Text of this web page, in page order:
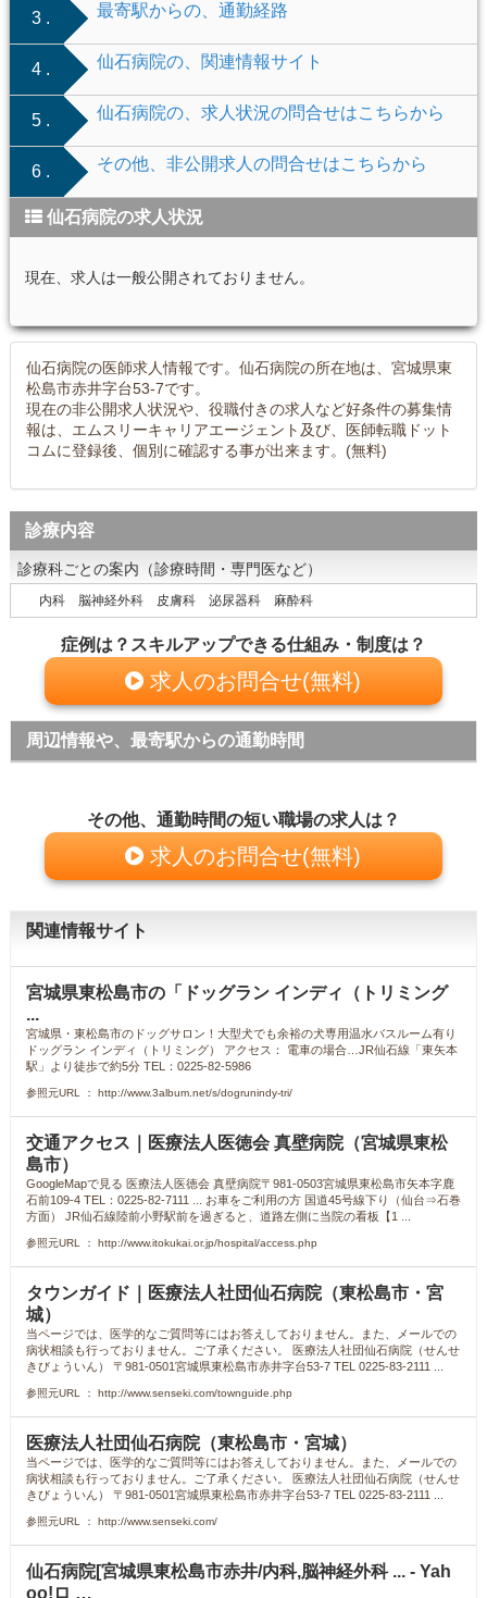
3 . 最寄駅からの、通勤経路
4 . 仙石病院の、関連情報サイト
5 . 仙石病院の、求人状況の問合せはこちらから
6 . その他、非公開求人の問合せはこちらから
仙石病院の求人状況
現在、求人は一般公開されておりません。
仙石病院の医師求人情報です。仙石病院の所在地は、宮城県東
松島市赤井字台53-7です。
現在の非公開求人状況や、役職付きの求人など好条件の募集情
報は、エムスリーキャリアエージェント及び、医師転職ドット
コムに登録後、個別に確認する事が出来ます。(無料)
診療内容
診療科ごとの案内（診療時間・専門医など）
内科 脳神経外科 皮膚科 泌尿器科 麻酔科
症例は？スキルアップできる仕組み・制度は？
求人のお問合せ(無料)
周辺情報や、最寄駅からの通勤時間
その他、通勤時間の短い職場の求人は？
求人のお問合せ(無料)
関連情報サイト
宮城県東松島市の「ドッグラン インディ（トリミング
...
宮城県・東松島市のドッグサロン！大型犬でも余裕の犬専用温水バスルーム有り
ドッグラン インディ（トリミング） アクセス： 電車の場合…JR仙石線「東矢本
駅」より徒歩で約5分 TEL：0225-82-5986
参照元URL ： http://www.3album.net/s/dogrunindy-tri/
交通アクセス｜医療法人医徳会 真壁病院（宮城県東松
島市）
GoogleMapで見る 医療法人医徳会 真壁病院〒981-0503宮城県東松島市矢本字鹿
石前109-4 TEL：0225-82-7111 ... お車をご利用の方 国道45号線下り（仙台⇒石巻
方面） JR仙石線陸前小野駅前を過ぎると、道路左側に当院の看板【1 ...
参照元URL ： http://www.itokukai.or.jp/hospital/access.php
タウンガイド｜医療法人社団仙石病院（東松島市・宮
城）
当ページでは、医学的なご質問等にはお答えしておりません。また、メールでの
病状相談も行っておりません。ご了承ください。 医療法人社団仙石病院（せんせ
きびょういん） 〒981-0501宮城県東松島市赤井字台53-7 TEL 0225-83-2111 ...
参照元URL ： http://www.senseki.com/townguide.php
医療法人社団仙石病院（東松島市・宮城）
当ページでは、医学的なご質問等にはお答えしておりません。また、メールでの
病状相談も行っておりません。ご了承ください。 医療法人社団仙石病院（せんせ
きびょういん） 〒981-0501宮城県東松島市赤井字台53-7 TEL 0225-83-2111 ...
参照元URL ： http://www.senseki.com/
仙石病院[宮城県東松島市赤井/内科,脳神経外科 ... - Yah
oo!ロ …